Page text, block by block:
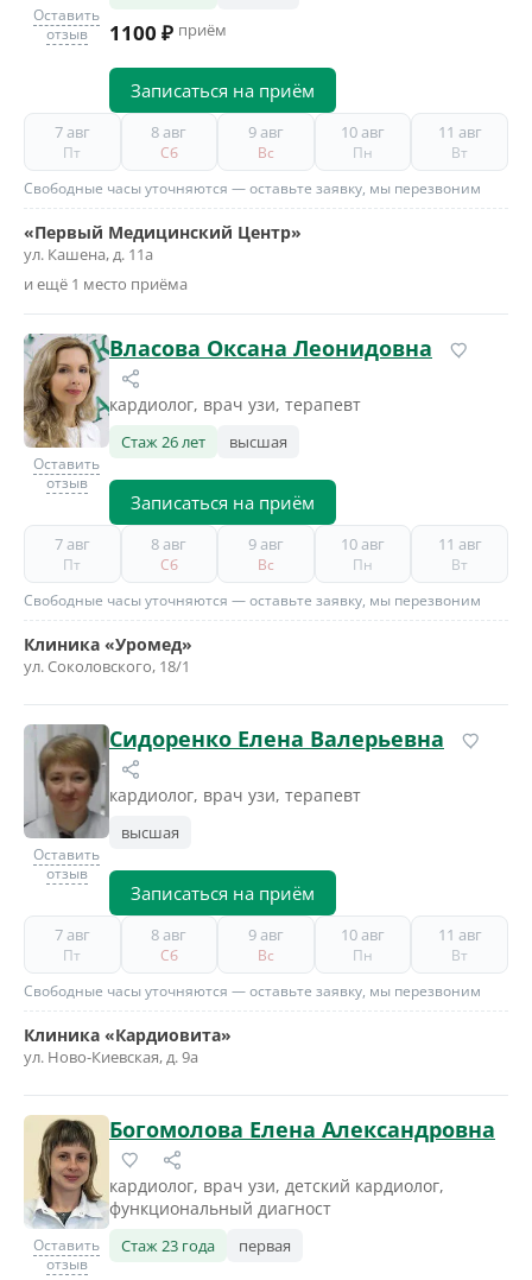
Оставить
отзыв
1100 ₽ приём
Записаться на приём
7 авг
Пт
8 авг
Сб
9 авг
Вс
10 авг
Пн
11 авг
Вт
Свободные часы уточняются — оставьте заявку, мы перезвоним
«Первый Медицинский Центр»
ул. Кашена, д. 11а
и ещё 1 место приёма
Оставить
отзыв
Власова Оксана Леонидовна
кардиолог, врач узи, терапевт
Стаж 26 лет высшая
Записаться на приём
7 авг
Пт
8 авг
Сб
9 авг
Вс
10 авг
Пн
11 авг
Вт
Свободные часы уточняются — оставьте заявку, мы перезвоним
Клиника «Уромед»
ул. Соколовского, 18/1
Оставить
отзыв
Сидоренко Елена Валерьевна
кардиолог, врач узи, терапевт
высшая
Записаться на приём
7 авг
Пт
8 авг
Сб
9 авг
Вс
10 авг
Пн
11 авг
Вт
Свободные часы уточняются — оставьте заявку, мы перезвоним
Клиника «Кардиовита»
ул. Ново-Киевская, д. 9а
Оставить
отзыв
Богомолова Елена Александровна
кардиолог, врач узи, детский кардиолог,
функциональный диагност
Стаж 23 года первая